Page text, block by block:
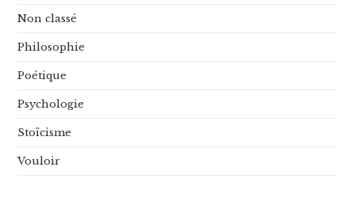
Non classé
Philosophie
Poétique
Psychologie
Stoïcisme
Vouloir